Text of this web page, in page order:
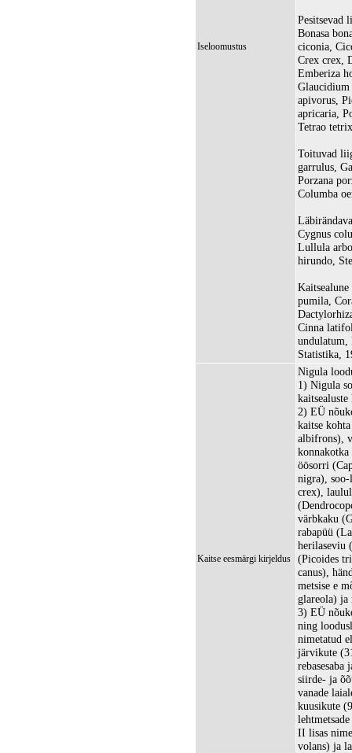
Iseloomustus
Pesitsevad
Bonasa
ciconia,
Crex crex,
Emberiza
Glaucidium
apivorus,
apricaria,
Tetrao
Toituvad
garrulus,
Porzana
Columba
Cygnus
Lullula
hirundo,
pumila,
Cinna
undulatum,
Statistika,
Kaitse eesmärgi kirjeldus
Nigula
1) Nigula
2) EÜ
kaitse
albifrons),
öösorri
nigra),
crex),
värbkaku
rabapüü
herilaseviu
(Picoides
canus),
metsise e
glareola)
3) EÜ
ning
nimetatud
järvikute
siirde- ja
vanade
kuusikute
II lisas
volans) ja